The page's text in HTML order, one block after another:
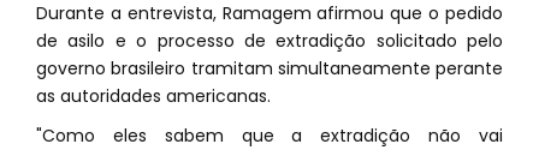
Durante a entrevista, Ramagem afirmou que o pedido
de asilo e o processo de extradição solicitado pelo
governo brasileiro tramitam simultaneamente perante
as autoridades americanas.
"Como eles sabem que a extradição não vai